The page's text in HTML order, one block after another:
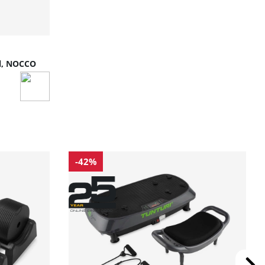
-42%